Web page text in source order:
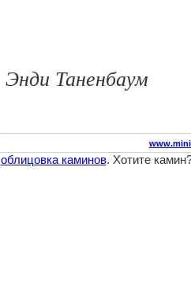
Энди Таненбаум
облицовка каминов. Хотите